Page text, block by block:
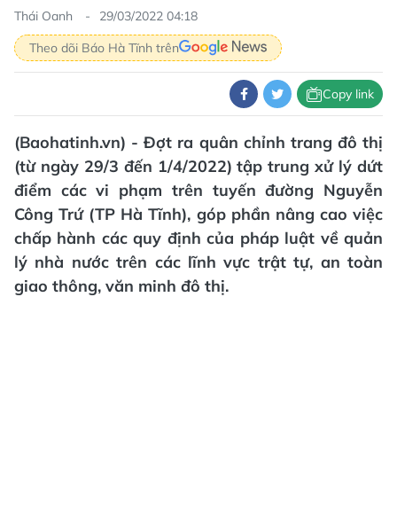
Thái Oanh
29/03/2022 04:18
Theo dõi Báo Hà Tĩnh trên
Copy link
(Baohatinh.vn) - Đợt ra quân chỉnh trang đô thị
(từ ngày 29/3 đến 1/4/2022) tập trung xử lý dứt
điểm các vi phạm trên tuyến đường Nguyễn
Công Trứ (TP Hà Tĩnh), góp phần nâng cao việc
chấp hành các quy định của pháp luật về quản
lý nhà nước trên các lĩnh vực trật tự, an toàn
giao thông, văn minh đô thị.